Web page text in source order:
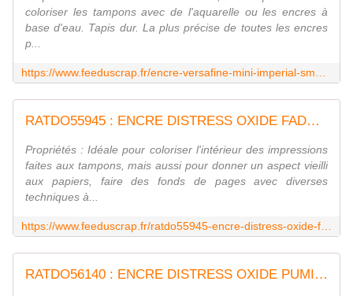
coloriser les tampons avec de l'aquarelle ou les encres à
base d'eau. Tapis dur. La plus précise de toutes les encres
p...
RATDO55945 : ENCRE DISTRESS OXIDE FADED JEANS FEE DU SCRAP
Propriétés : Idéale pour coloriser l'intérieur des impressions
faites aux tampons, mais aussi pour donner un aspect vieilli
aux papiers, faire des fonds de pages avec diverses
techniques à...
RATDO56140 : ENCRE DISTRESS OXIDE PUMICE STONE FEE DU SCRAP